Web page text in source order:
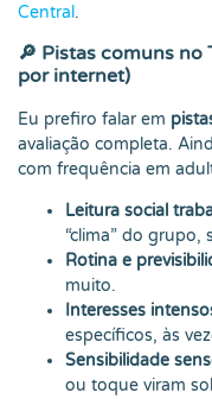
Central.
🔎 Pistas comuns
por internet)
Eu prefiro falar em
avaliação completa.
com frequência em
Leitura social
“clima” do grupo,
Rotina e
muito.
Interesses
específicos, às
Sensibilidade
ou toque viram